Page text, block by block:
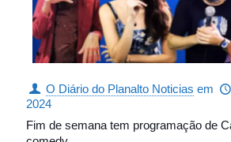
O Diário do Planalto Noticias em
2024
Fim de semana tem programação de